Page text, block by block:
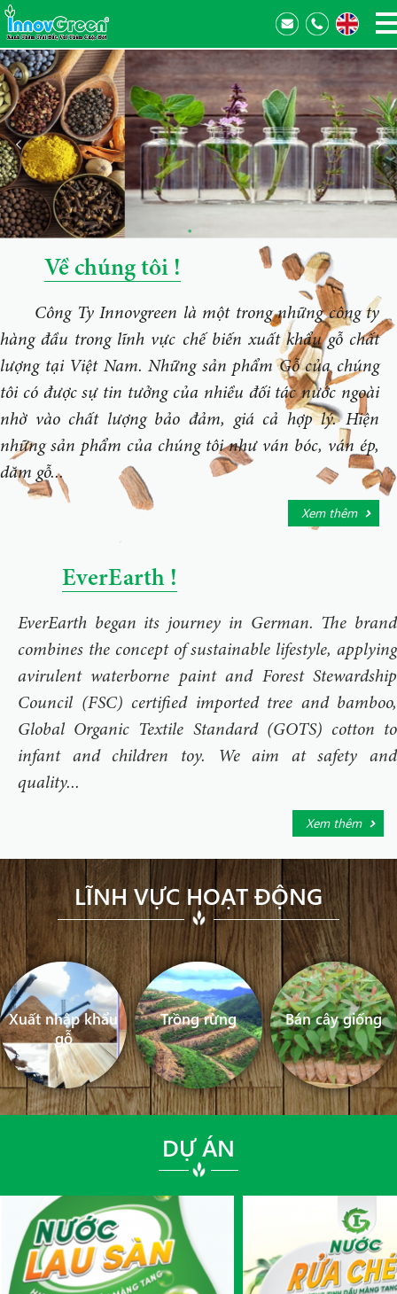
Về chúng tôi !
Công Ty Innovgreen là một trong những công ty
hàng đầu trong lĩnh vực chế biến xuất khẩu gỗ chất
lượng tại Việt Nam. Những sản phẩm Gỗ của chúng
tôi có được sự tin tưởng của nhiều đối tác nước ngoài
nhờ vào chất lượng bảo đảm, giá cả hợp lý. Hiện
những sản phẩm của chúng tôi như ván bóc, ván ép,
dăm gỗ...
Xem thêm
EverEarth !
EverEarth began its journey in German. The brand
combines the concept of sustainable lifestyle, applying
avirulent waterborne paint and Forest Stewardship
Council (FSC) certified imported tree and bamboo,
Global Organic Textile Standard (GOTS) cotton to
infant and children toy. We aim at safety and
quality...
Xem thêm
LĨNH VỰC HOẠT ĐỘNG
Xuất nhập khẩu
gỗ
Trồng rừng Bán cây giống
DỰ ÁN